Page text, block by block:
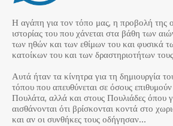
Η αγάπη για τον τόπο μας, η προβολή της
ιστορίας του που χάνεται στα βάθη των
των ηθών και των εθίμων του και φυσικά
κατοίκων του και των δραστηριοτήτων
Αυτά ήταν τα κίνητρα για τη δημιουργία
τόπου που απευθύνεται σε όσους
Πουλάτα, αλλά και στους Πουλιάδες όπου
αισθάνονται ότι βρίσκονται κοντά στο
και αν οι συνθήκες τους οδήγησαν…